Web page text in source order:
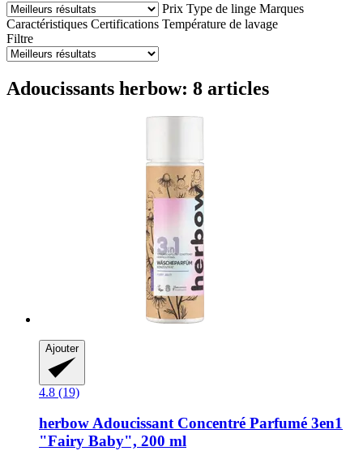
Prix Type de linge Marques
Caractéristiques Certifications Température de lavage
Filtre
Adoucissants herbow: 8 articles
Ajouter
4.8 (19)
herbowAdoucissant Concentré Parfumé 3en1
"Fairy Baby", 200 ml